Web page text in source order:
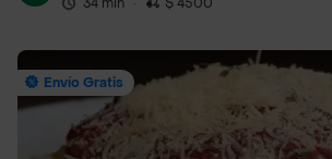
34 min · $ 4500
Envío Gratis